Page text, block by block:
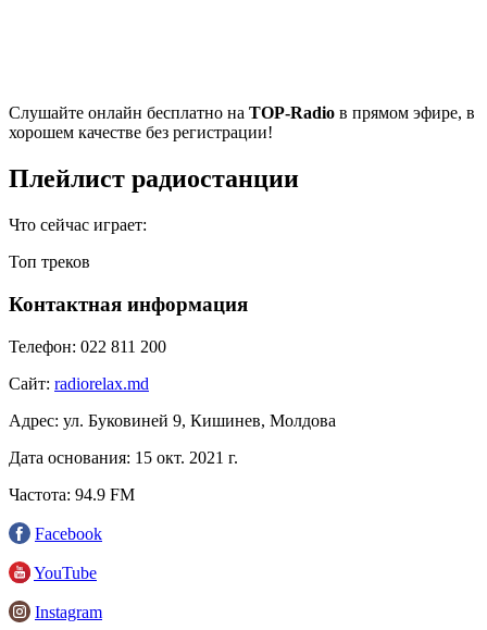
Cлушайте онлайн бесплатно на TOP-Radio в прямом эфире, в
хорошем качестве без регистрации!
Плейлист радиостанции
Что сейчас играет:
Топ треков
Контактная информация
Телефон: 022 811 200
Сайт: radiorelax.md
Адрес: ул. Буковиней 9, Кишинев, Молдова
Дата основания: 15 окт. 2021 г.
Частота: 94.9 FM
Facebook
YouTube
Instagram